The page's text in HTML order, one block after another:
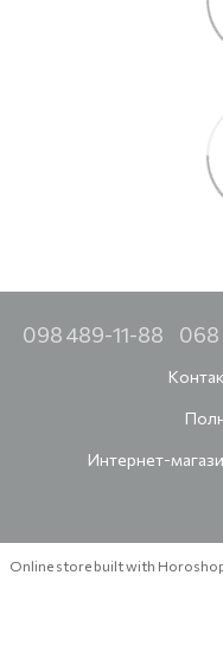
098 489-11-88
Интернет-
Online store built with